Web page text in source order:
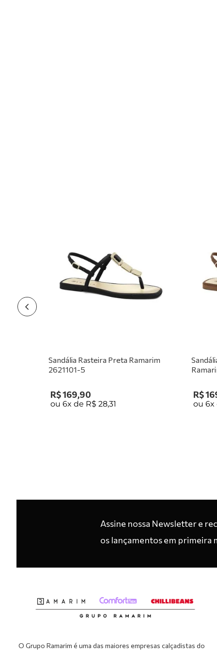
Sandália Rasteira Preta Ramarim
2621101-5
R$169,90
ou6x de R$ 28,31
R$
ou6x
Assine nossa Newsletter e
os lançamentos em primeira
O Grupo Ramarim é uma das maiores empresas calçadistas do